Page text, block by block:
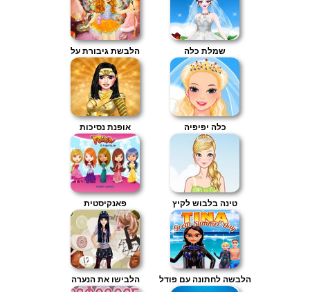
שמלת כלה הלבשת גיבורת על
כלה יפיפיה אופנת נסיכות
טינה בלבוש לקיץ פאנקיסטית
הלבשה לחתונה עם פודל הלבישו את הנערה